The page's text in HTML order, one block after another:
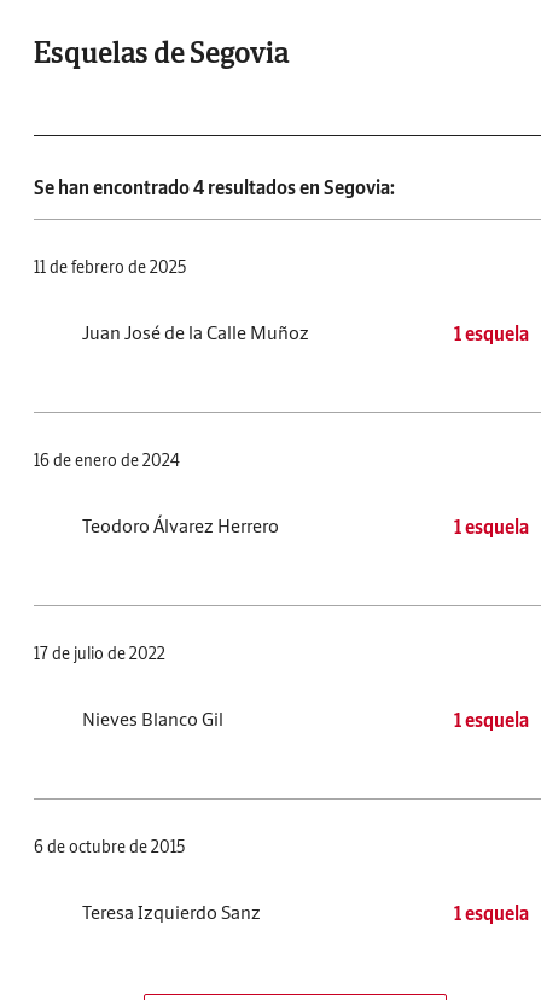
Esquelas de Segovia
Se han encontrado 4 resultados en Segovia:
11 de febrero de 2025
Juan José de la Calle Muñoz 1 esquela
16 de enero de 2024
Teodoro Álvarez Herrero 1 esquela
17 de julio de 2022
Nieves Blanco Gil 1 esquela
6 de octubre de 2015
Teresa Izquierdo Sanz 1 esquela